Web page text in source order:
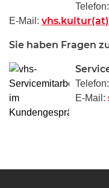
E-Mail:
Sie haben Fragen
E-Mail: